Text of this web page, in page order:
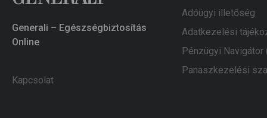
Generali – Egészségbiztosítás
Online
Kapcsolat
Adóügyi illetőség
Adatkezelési
Pénzügyi Navigátor
Panaszkezelési